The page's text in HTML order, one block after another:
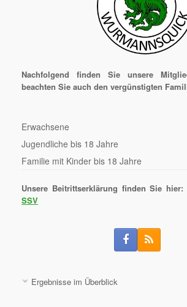
Nachfolgend finden Sie unsere
beachten Sie auch den vergünstigten
Erwachsene
Jugendliche bis 18 Jahre
Familie mit Kinder bis 18 Jahre
Unsere Beitrittserklärung finden Sie hier:
SSV
Ergebnisse im Überblick